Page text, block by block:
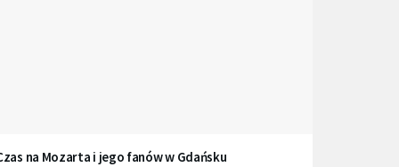
na Mozarta i jego fanów w Gdańsku